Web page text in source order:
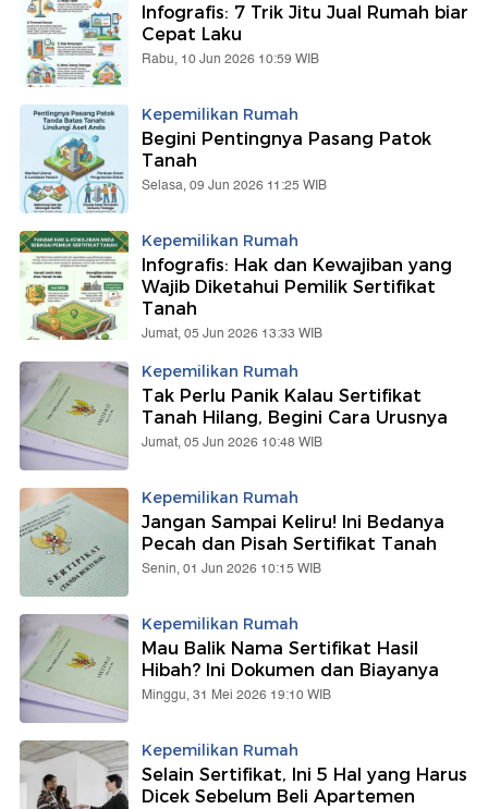
Infografis: 7 Trik Jitu Jual Rumah biar
Cepat Laku
Rabu, 10 Jun 2026 10:59 WIB
Kepemilikan Rumah
Begini Pentingnya Pasang Patok
Tanah
Selasa, 09 Jun 2026 11:25 WIB
Kepemilikan Rumah
Infografis: Hak dan Kewajiban yang
Wajib Diketahui Pemilik Sertifikat
Tanah
Jumat, 05 Jun 2026 13:33 WIB
Kepemilikan Rumah
Tak Perlu Panik Kalau Sertifikat
Tanah Hilang, Begini Cara Urusnya
Jumat, 05 Jun 2026 10:48 WIB
Kepemilikan Rumah
Jangan Sampai Keliru! Ini Bedanya
Pecah dan Pisah Sertifikat Tanah
Senin, 01 Jun 2026 10:15 WIB
Kepemilikan Rumah
Mau Balik Nama Sertifikat Hasil
Hibah? Ini Dokumen dan Biayanya
Minggu, 31 Mei 2026 19:10 WIB
Kepemilikan Rumah
Selain Sertifikat, Ini 5 Hal yang Harus
Dicek Sebelum Beli Apartemen